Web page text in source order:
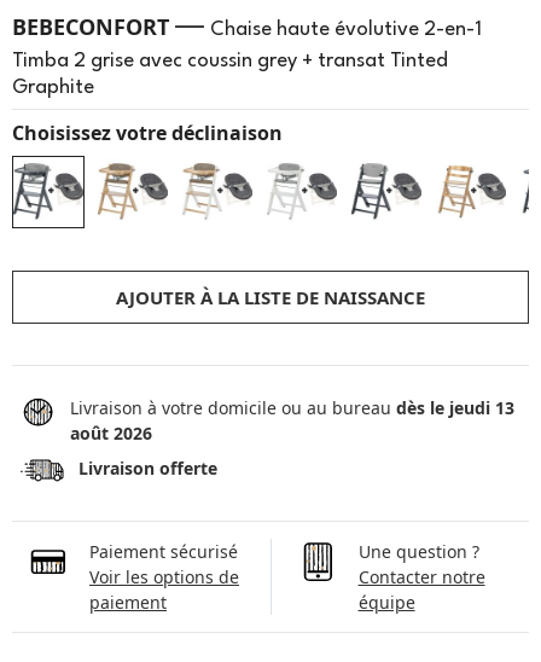
BEBECONFORT — Chaise haute évolutive 2-en-1
Timba 2 grise avec coussin grey + transat Tinted
Graphite
Choisissez votre déclinaison
AJOUTER À LA LISTE DE NAISSANCE
Livraison à votre domicile ou au bureau dès le jeudi 13
août 2026
Livraison offerte
Paiement sécurisé
Voir les options de
paiement
Une question ?
Contacter notre
équipe